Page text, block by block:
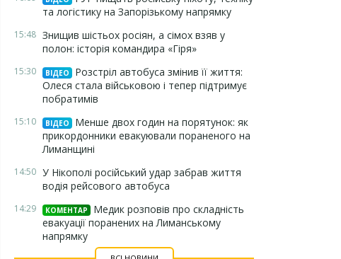
та логістику на Запорізькому напрямку
15:48 Знищив шістьох росіян, а сімох взяв у
полон: історія командира «Гіря»
15:30 ВІДЕО
Розстріл автобуса змінив її життя:
Олеся стала військовою і тепер підтримує
побратимів
15:10 ВІДЕО
Менше двох годин на порятунок: як
прикордонники евакуювали пораненого на
Лиманщині
14:50 У Нікополі російський удар забрав життя
водія рейсового автобуса
14:29 КОМЕНТАР
Медик розповів про складність
евакуації поранених на Лиманському
напрямку